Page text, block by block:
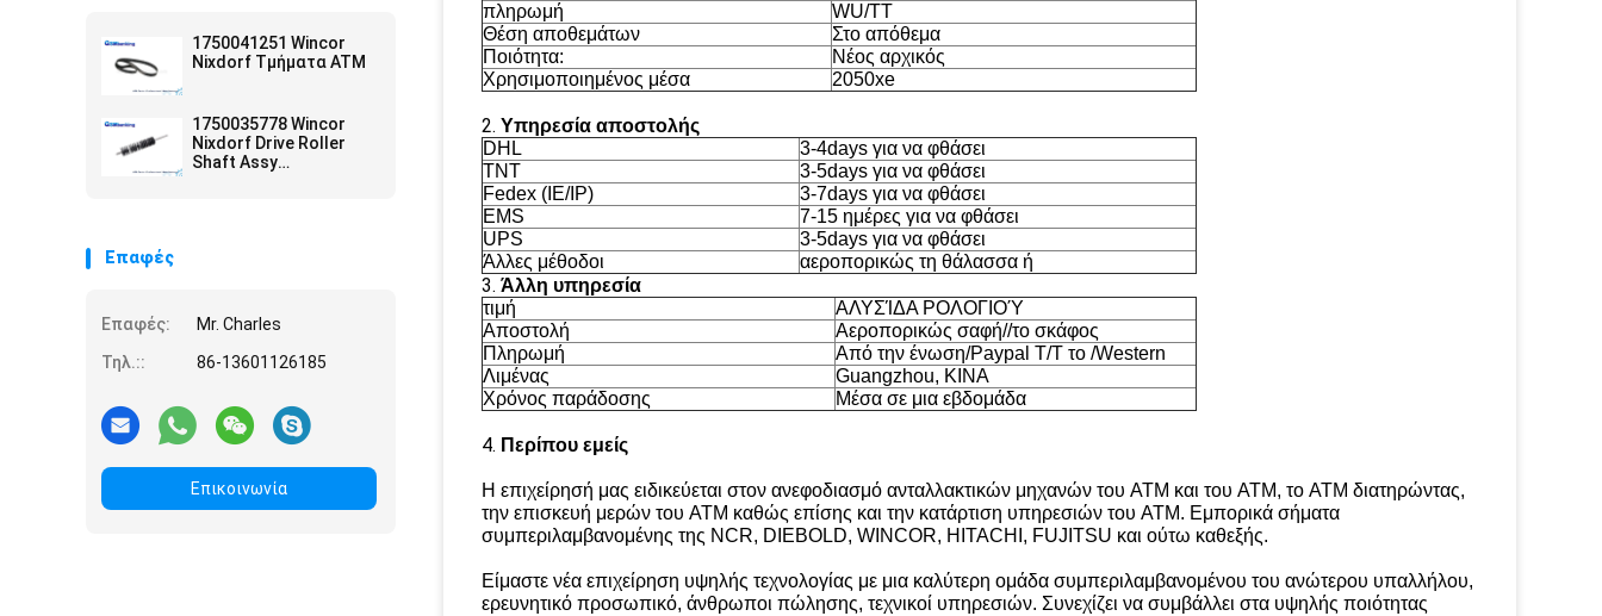
1750041251 Wincor
Nixdorf Τμήματα ATM
1750035778 Wincor
Nixdorf Drive Roller
Shaft Assy
Επαφές
Επαφές:
Mr. Charles
Τηλ.::
86-13601126185
Επικοινωνία
πληρωμή
WU/TT
Θέση αποθεμάτων
Στο απόθεμα
Ποιότητα:
Νέος αρχικός
Χρησιμοποιημένος μέσα
2050xe
2. Υπηρεσία αποστολής
DHL
3-4days για να φθάσει
TNT
3-5days για να φθάσει
Fedex (IE/IP)
3-7days για να φθάσει
EMS
7-15 ημέρες για να φθάσει
UPS
3-5days για να φθάσει
Άλλες μέθοδοι
αεροπορικώς τη θάλασσα ή
3. Άλλη υπηρεσία
τιμή
ΑΛΥΣΊΔΑ ΡΟΛΟΓΙΟΎ
Αποστολή
Αεροπορικώς σαφή//το σκάφος
Πληρωμή
Από την ένωση/Paypal T/T το /Western
Λιμένας
Guangzhou, ΚΙΝΑ
Χρόνος παράδοσης
Μέσα σε μια εβδομάδα
4. Περίπου εμείς
Η επιχείρησή μας ειδικεύεται στον ανεφοδιασμό ανταλλακτικών μηχανών του ATM και του ATM, το ATM διατηρώντας,
την επισκευή μερών του ATM καθώς επίσης και την κατάρτιση υπηρεσιών του ATM. Εμπορικά σήματα
συμπεριλαμβανομένης της NCR, DIEBOLD, WINCOR, HITACHI, FUJITSU και ούτω καθεξής.
Είμαστε νέα επιχείρηση υψηλής τεχνολογίας με μια καλύτερη ομάδα συμπεριλαμβανομένου του ανώτερου υπαλλήλου,
ερευνητικό προσωπικό, άνθρωποι πώλησης, τεχνικοί υπηρεσιών. Συνεχίζει να συμβάλλει στα υψηλής ποιότητας